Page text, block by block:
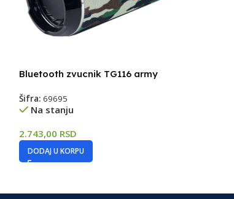
Bluetooth zvucnik TG116 army
Šifra: 69695
Na stanju
2.743,00 RSD
DODAJ U KORPU